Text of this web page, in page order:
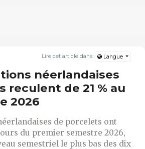
Lire cet article dans: Langue
néerlandaises
reculent de 21 % au
2026
de porcelets ont
du premier semestre 2026,
semestriel le plus bas des dix